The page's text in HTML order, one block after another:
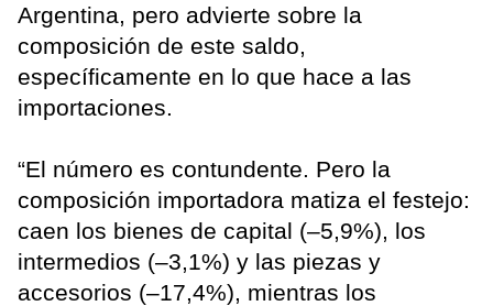
Argentina, pero advierte sobre la
composición de este saldo,
específicamente en lo que hace a las
importaciones.
“El número es contundente. Pero la
composición importadora matiza el festejo:
caen los bienes de capital (–5,9%), los
intermedios (–3,1%) y las piezas y
accesorios (–17,4%), mientras los